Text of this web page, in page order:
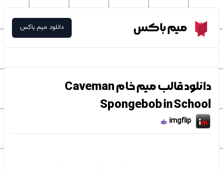
Meme Boxمیم باکس دانلود میم باکس
دانلود قالب میم خام Caveman
Spongebob in School
imgflip